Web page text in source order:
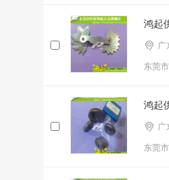
鸿起
广
东莞
鸿起
广
东莞